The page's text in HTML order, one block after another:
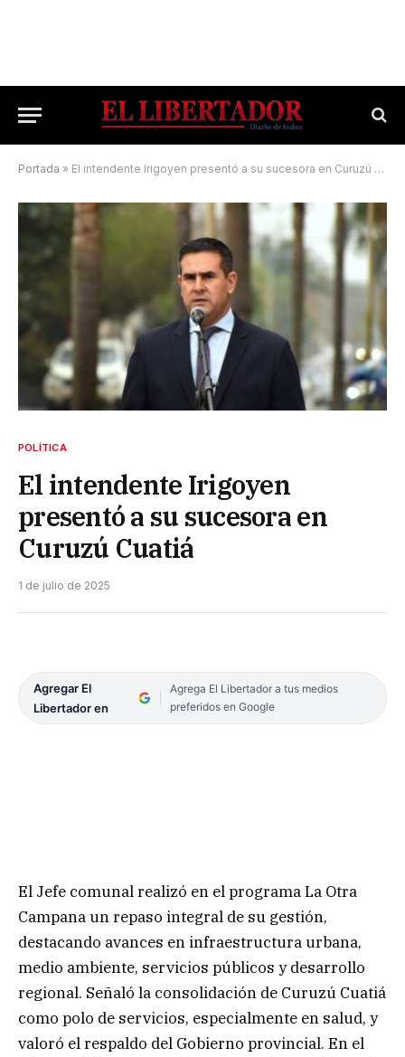
Portada » El intendente Irigoyen presentó a su sucesora en Curuzú Cuatiá
POLÍTICA
El intendente Irigoyen
presentó a su sucesora en
Curuzú Cuatiá
1 de julio de 2025
Agregar El
Libertador en
Agrega El Libertador a tus medios
preferidos en Google
El Jefe comunal realizó en el programa La Otra
Campana un repaso integral de su gestión,
destacando avances en infraestructura urbana,
medio ambiente, servicios públicos y desarrollo
regional. Señaló la consolidación de Curuzú Cuatiá
como polo de servicios, especialmente en salud, y
valoró el respaldo del Gobierno provincial. En el